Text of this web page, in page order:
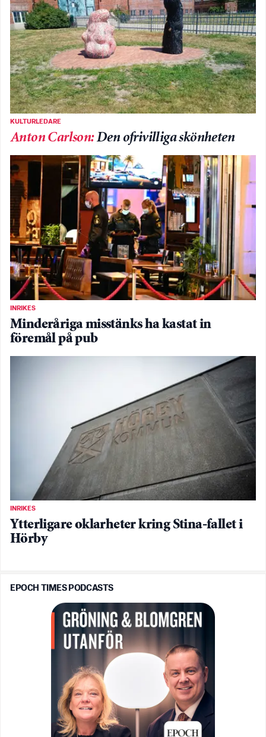
KULTURLEDARE
Anton Carlson:Den ofrivilliga skönheten
INRIKES
Minderåriga misstänks ha kastat in
föremål på pub
INRIKES
Ytterligare oklarheter kring Stina-fallet i
Hörby
EPOCH TIMES PODCASTS